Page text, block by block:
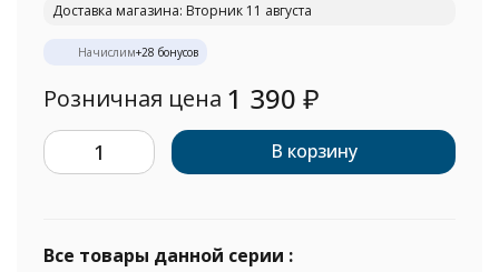
Доставка магазина: Вторник 11 августа
Начислим+28 бонусов
Розничная цена 1 390 ₽
В корзину
Все товары данной серии :